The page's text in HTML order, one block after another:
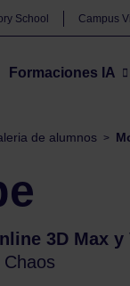
Formaciones IA
School Campus
de alumnos >
3D Max